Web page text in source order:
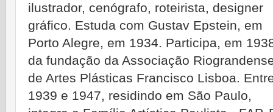
ilustrador, cenógrafo, roteirista, designer
gráfico. Estuda com Gustav Epstein, em
Porto Alegre, em 1934. Participa, em
da fundação da Associação
de Artes Plásticas Francisco Lisboa.
1939 e 1947, residindo em São Paulo,